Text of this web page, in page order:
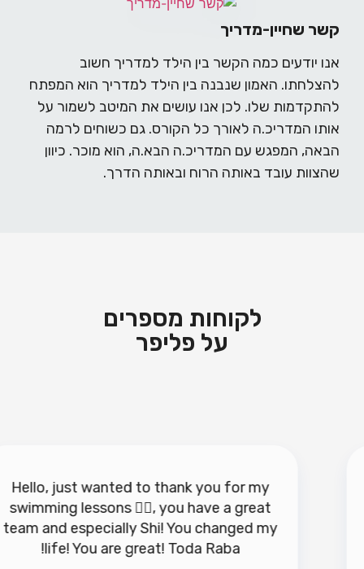
קשר שחיין-מדריך
אנו יודעים כמה הקשר בין הילד למדריך חשוב
להצלחתו. האמון שנבנה בין הילד למדריך הוא המפתח
להתקדמות שלו. לכן אנו עושים את המיטב לשמור על
אותו המדריכ.ה לאורך כל הקורס. גם כשוחים לרמה
הבאה, המפגש עם המדריכ.ה הבא.ה, הוא מוכר. כיוון
שהצוות עובד באותה הרוח ובאותה הדרך.
לקוחות מספרים
על פליפר
Hello, just wanted to thank you for my
swimming lessons 🏊‍♀️, you have a great
team and especially Shi! You changed my
life! You are great! Toda Raba!